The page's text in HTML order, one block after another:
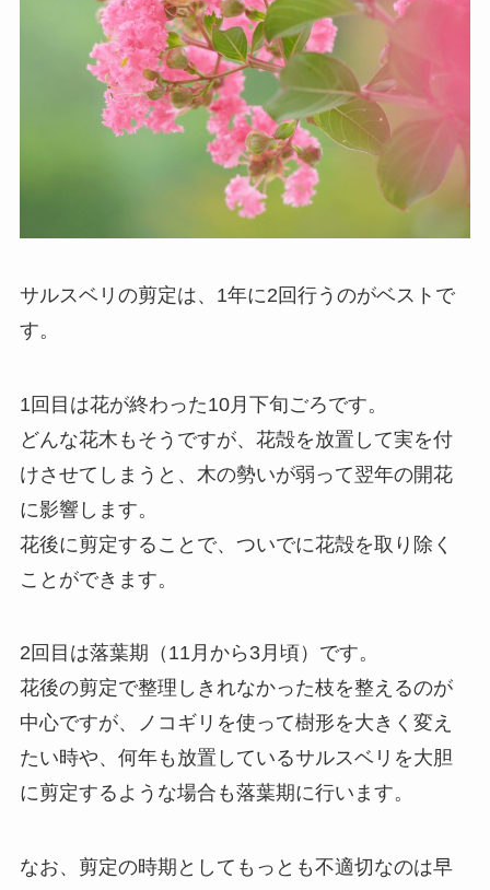
サルスベリの剪定は、1年に2回行うのがベストで
す。
1回目は花が終わった10月下旬ごろです。
どんな花木もそうですが、花殻を放置して実を付
けさせてしまうと、木の勢いが弱って翌年の開花
に影響します。
花後に剪定することで、ついでに花殻を取り除く
ことができます。
2回目は落葉期（11月から3月頃）です。
花後の剪定で整理しきれなかった枝を整えるのが
中心ですが、ノコギリを使って樹形を大きく変え
たい時や、何年も放置しているサルスベリを大胆
に剪定するような場合も落葉期に行います。
なお、剪定の時期としてもっとも不適切なのは早